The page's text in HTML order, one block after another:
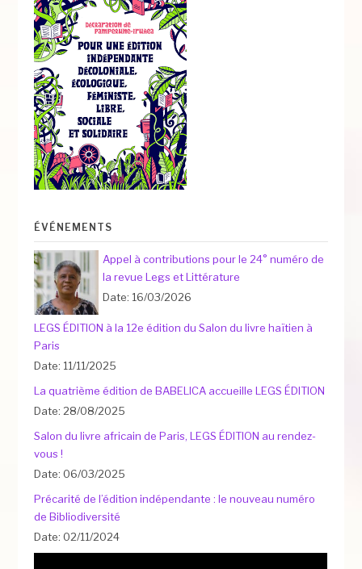
ÉVÉNEMENTS
Appel à contributions pour le 24° numéro de
la revue Legs et Littérature
Date: 16/03/2026
LEGS ÉDITION à la 12e édition du Salon du livre haïtien à
Paris
Date: 11/11/2025
La quatrième édition de BABELICA accueille LEGS ÉDITION
Date: 28/08/2025
Salon du livre africain de Paris, LEGS ÉDITION au rendez-
vous !
Date: 06/03/2025
Précarité de l’édition indépendante : le nouveau numéro
de Bibliodiversité
Date: 02/11/2024